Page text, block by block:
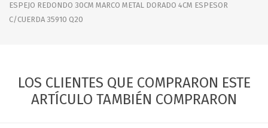
ESPEJO REDONDO 30CM MARCO METAL DORADO 4CM ESPESOR
C/CUERDA 35910 Q20
LOS CLIENTES QUE COMPRARON ESTE
ARTÍCULO TAMBIÉN COMPRARON